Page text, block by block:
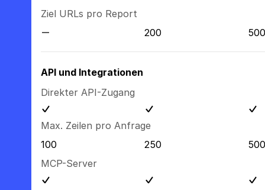
Ziel URLs pro Report
200
500
API und Integrationen
Direkter API-Zugang
Max. Zeilen pro Anfrage
100
250
500
MCP-Server